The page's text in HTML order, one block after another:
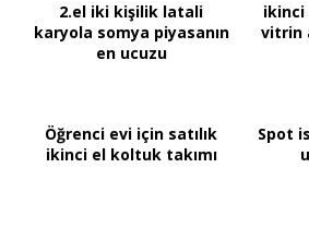
2.el iki kişilik latali
karyola somya piyasanın
en ucuzu
ikinci
vitrin
Öğrenci evi için satılık
ikinci el koltuk takımı
Spot